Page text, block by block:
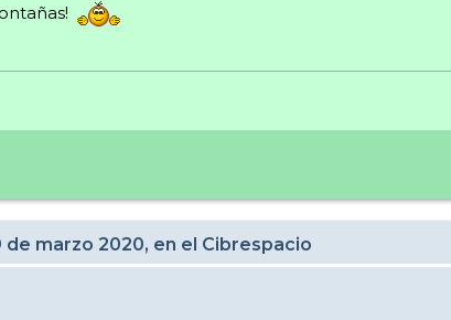
de marzo 2020, en el Cibrespacio